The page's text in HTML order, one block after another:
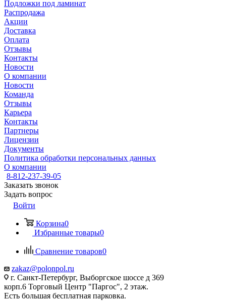
Подложки под ламинат
Распродажа
Акции
Доставка
Оплата
Отзывы
Контакты
Новости
О компании
Новости
Команда
Отзывы
Карьера
Контакты
Партнеры
Лицензии
Документы
Политика обработки персональных данных
О компании
8-812-237-39-05
Заказать звонок
Задать вопрос
Войти
Корзина0
Избранные товары0
Сравнение товаров0
zakaz@polonpol.ru
г. Санкт-Петербург, Выборгское шоссе д 369
корп.6 Торговый Центр "Паргос", 2 этаж.
Есть большая бесплатная парковка.